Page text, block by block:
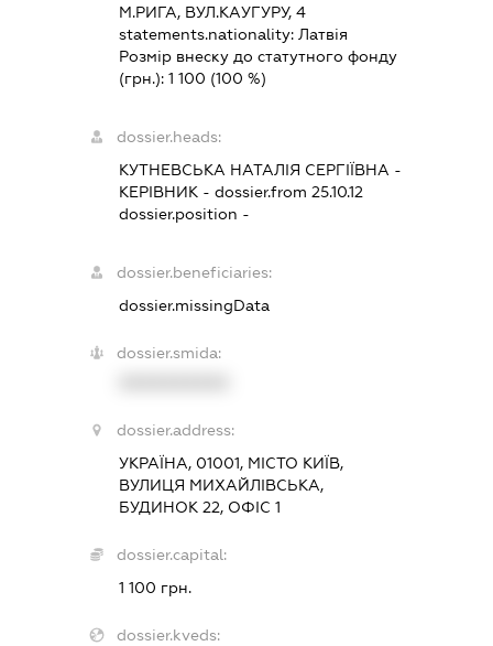
М.РИГА, ВУЛ.КАУГУРУ, 4
statements.nationality: Латвія
Розмір внеску до статутного фонду
(грн.):1 100 (100 %)
dossier.heads:
КУТНЕВСЬКА НАТАЛІЯ СЕРГІЇВНА -
КЕРІВНИК - dossier.from 25.10.12
dossier.position -
dossier.beneficiaries:
dossier.missingData
dossier.smida:
dossier.address:
УКРАЇНА, 01001, МІСТО КИЇВ,
ВУЛИЦЯ МИХАЙЛІВСЬКА,
БУДИНОК 22, ОФІС 1
dossier.capital:
1 100 грн.
dossier.kveds: